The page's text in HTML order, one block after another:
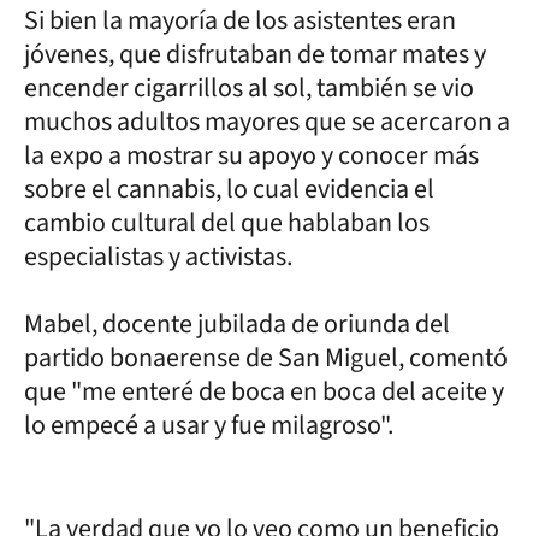
Si bien la mayoría de los asistentes eran
jóvenes, que disfrutaban de tomar mates y
encender cigarrillos al sol, también se vio
muchos adultos mayores que se acercaron a
la expo a mostrar su apoyo y conocer más
sobre el cannabis, lo cual evidencia el
cambio cultural del que hablaban los
especialistas y activistas.
Mabel, docente jubilada de oriunda del
partido bonaerense de San Miguel, comentó
que "me enteré de boca en boca del aceite y
lo empecé a usar y fue milagroso".